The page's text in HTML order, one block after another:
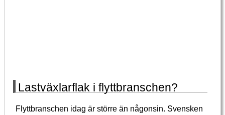
Lastväxlarflak i flyttbranschen?
Flyttbranschen idag är större än någonsin. Svensken